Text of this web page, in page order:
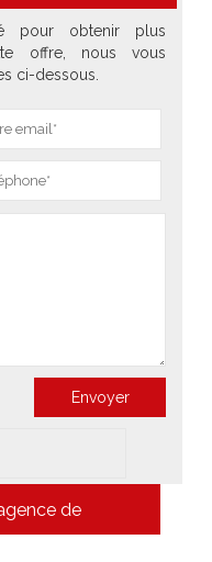
pour obtenir plus
offre, nous vous
ci-dessous.
de